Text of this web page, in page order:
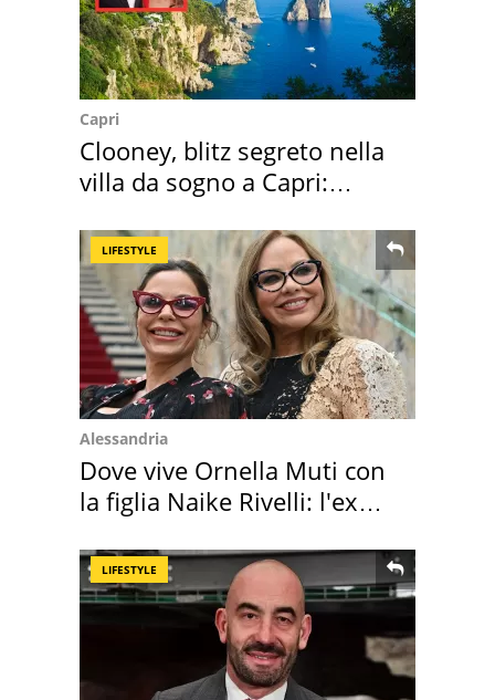
Capri
Clooney, blitz segreto nella
villa da sogno a Capri:
LIFESTYLE
Alessandria
Dove vive Ornella Muti con
la figlia Naike Rivelli: l'ex
LIFESTYLE